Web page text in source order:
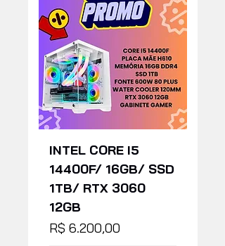
INTEL CORE I5
14400F/ 16GB/ SSD
1TB/ RTX 3060
12GB
Preço
R$ 6.200,00